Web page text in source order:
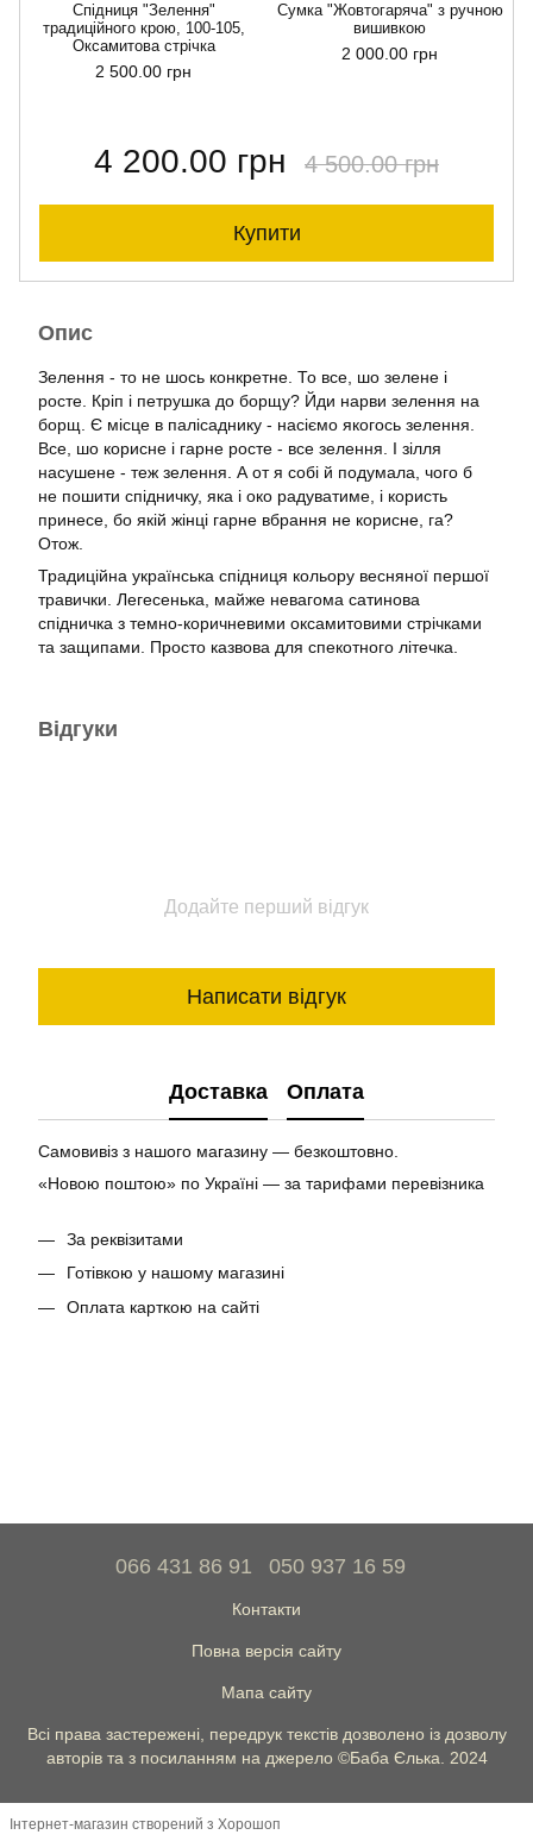
Спідниця "Зелення"
традиційного крою, 100-105,
Оксамитова стрічка
2 500.00 грн
Сумка "Жовтогаряча" з ручною
вишивкою
2 000.00 грн
4 200.00 грн 4 500.00 грн
Купити
Опис
Зелення - то не шось конкретне. То все, шо зелене і
росте. Кріп і петрушка до борщу? Йди нарви зелення на
борщ. Є місце в палісаднику - насіємо якогось зелення.
Все, шо корисне і гарне росте - все зелення. І зілля
насушене - теж зелення. А от я собі й подумала, чого б
не пошити спідничку, яка і око радуватиме, і користь
принесе, бо якій жінці гарне вбрання не корисне, га?
Отож.
Традиційна українська спідниця кольору весняної першої
травички. Легесенька, майже невагома сатинова
спідничка з темно-коричневими оксамитовими стрічками
та защипами. Просто казвова для спекотного літечка.
Відгуки
Додайте перший відгук
Написати відгук
Доставка Оплата
Самовивіз з нашого магазину — безкоштовно.
«Новою поштою» по Україні — за тарифами перевізника
За реквізитами
Готівкою у нашому магазині
Оплата карткою на сайті
066 431 86 91 050 937 16 59
Контакти
Повна версія сайту
Мапа сайту
Всі права застережені, передрук текстів дозволено із дозволу
авторів та з посиланням на джерело ©Баба Єлька. 2024
Інтернет-магазин створений з Хорошоп